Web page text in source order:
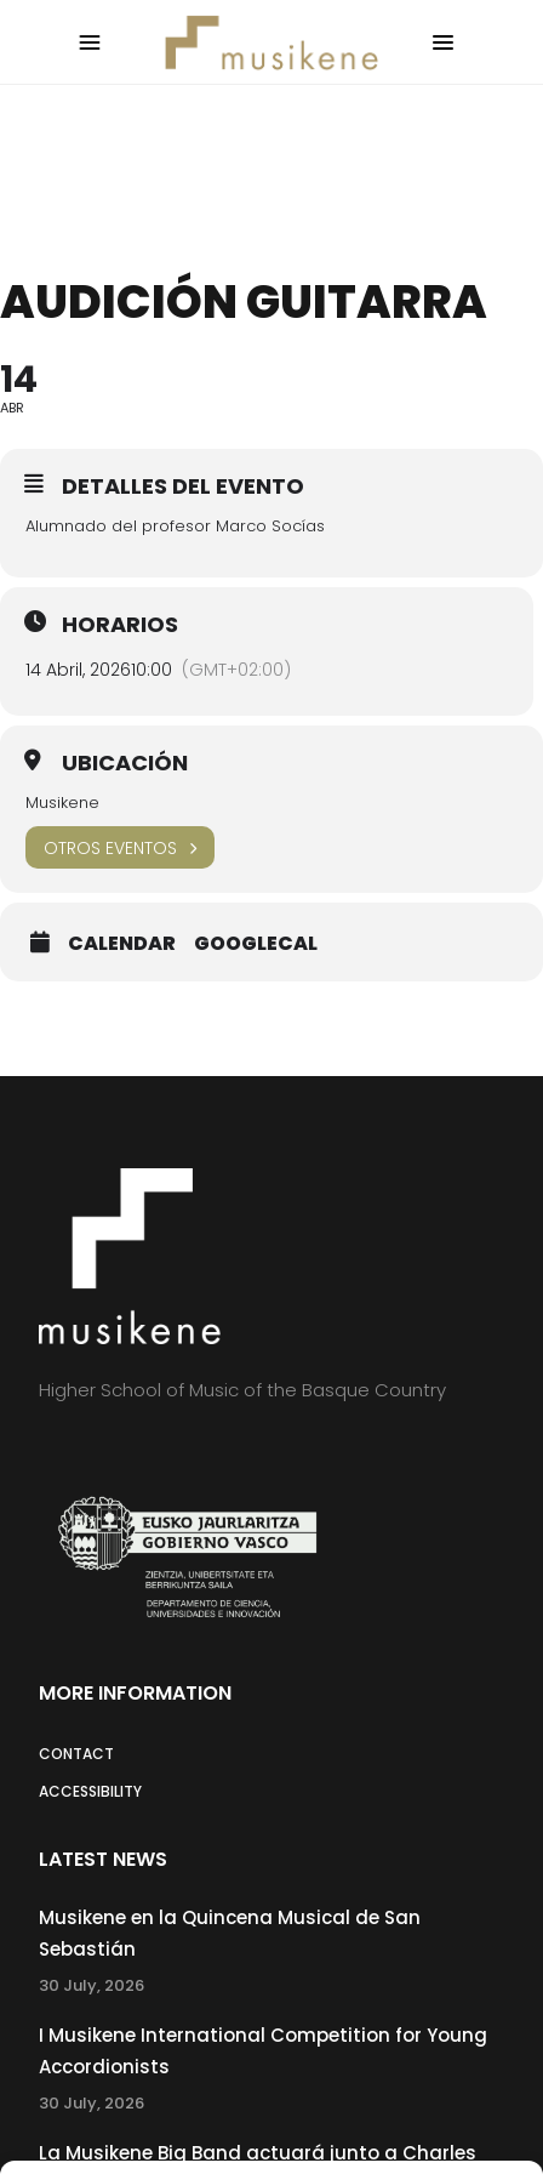
AUDICIÓN GUITARRA
14
ABR
DETALLES DEL EVENTO
Alumnado del profesor Marco Socías
HORARIOS
14 Abril, 202610:00 (GMT+02:00)
UBICACIÓN
Musikene
OTROS EVENTOS
CALENDAR GOOGLECAL
Higher School of Music of the Basque Country
MORE INFORMATION
CONTACT
ACCESSIBILITY
LATEST NEWS
Musikene en la Quincena Musical de San
Sebastián
30 July, 2026
I Musikene International Competition for Young
Accordionists
30 July, 2026
La Musikene Big Band actuará junto a Charles